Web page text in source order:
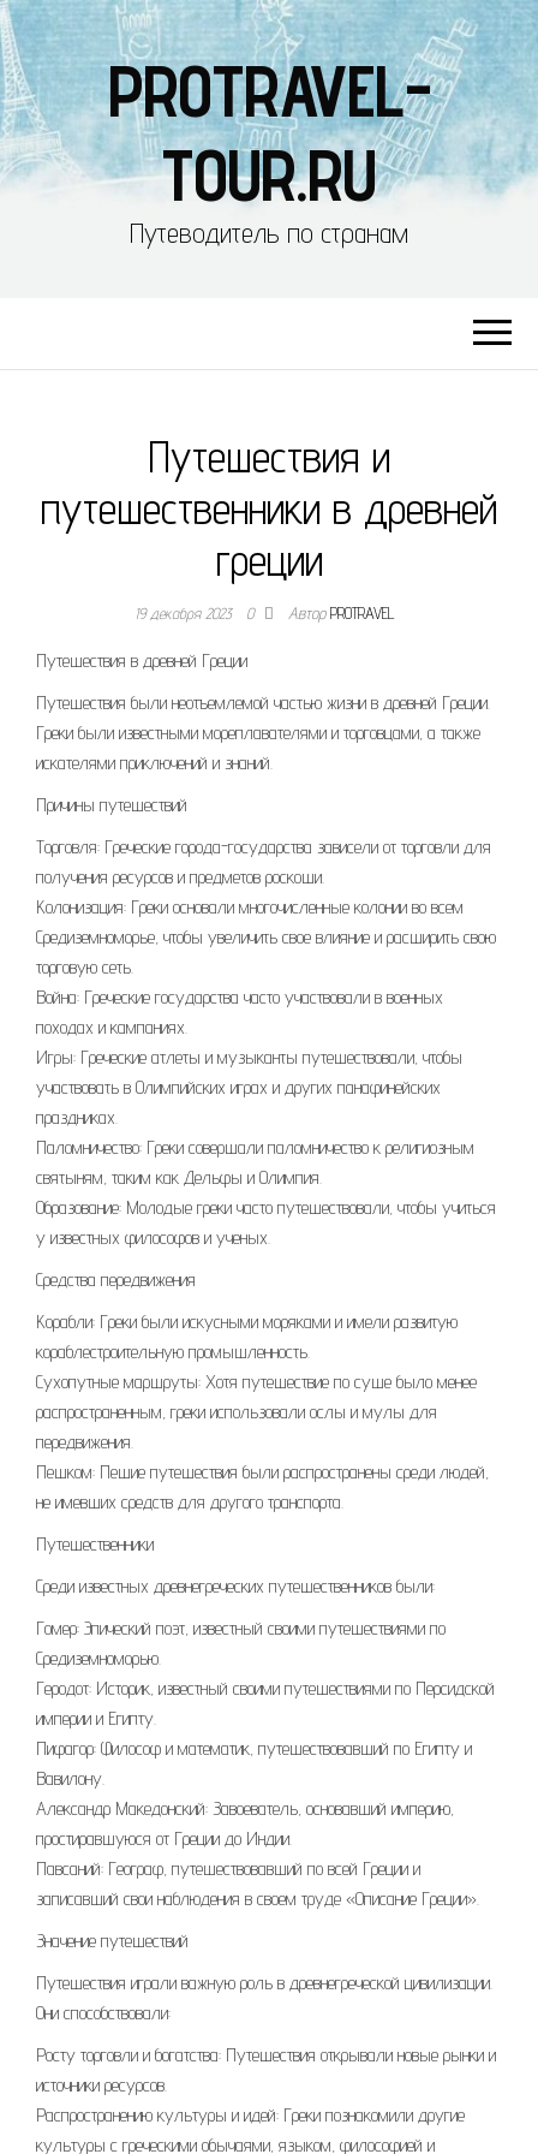
PROTRAVEL-
TOUR.RU
Путеводитель по странам
Путешествия и
путешественники в древней
греции
19 декабря 2023 0 АвторPROTRAVEL
Путешествия в древней Греции
Путешествия были неотъемлемой частью жизни в древней Греции.
Греки были известными мореплавателями и торговцами, а также
искателями приключений и знаний.
Причины путешествий
Торговля: Греческие города-государства зависели от торговли для
получения ресурсов и предметов роскоши.
Колонизация: Греки основали многочисленные колонии во всем
Средиземноморье, чтобы увеличить свое влияние и расширить свою
торговую сеть.
Война: Греческие государства часто участвовали в военных
походах и кампаниях.
Игры: Греческие атлеты и музыканты путешествовали, чтобы
участвовать в Олимпийских играх и других панафинейских
праздниках.
Паломничество: Греки совершали паломничество к религиозным
святыням, таким как Дельфы и Олимпия.
Образование: Молодые греки часто путешествовали, чтобы учиться
у известных философов и ученых.
Средства передвижения
Корабли: Греки были искусными моряками и имели развитую
кораблестроительную промышленность.
Сухопутные маршруты: Хотя путешествие по суше было менее
распространенным, греки использовали ослы и мулы для
передвижения.
Пешком: Пешие путешествия были распространены среди людей,
не имевших средств для другого транспорта.
Путешественники
Среди известных древнегреческих путешественников были:
Гомер: Эпический поэт, известный своими путешествиями по
Средиземноморью.
Геродот: Историк, известный своими путешествиями по Персидской
империи и Египту.
Пифагор: Философ и математик, путешествовавший по Египту и
Вавилону.
Александр Македонский: Завоеватель, основавший империю,
простиравшуюся от Греции до Индии.
Павсаний: Географ, путешествовавший по всей Греции и
записавший свои наблюдения в своем труде «Описание Греции».
Значение путешествий
Путешествия играли важную роль в древнегреческой цивилизации.
Они способствовали:
Росту торговли и богатства: Путешествия открывали новые рынки и
источники ресурсов.
Распространению культуры и идей: Греки познакомили другие
культуры с греческими обычаями, языком, философией и